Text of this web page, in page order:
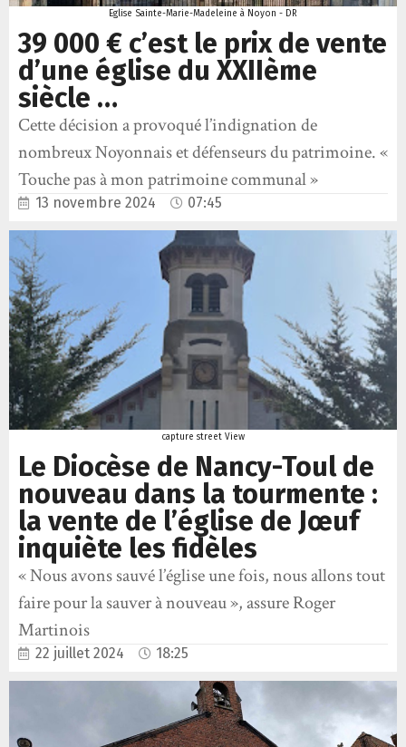
Eglise Sainte-Marie-Madeleine à Noyon - DR
39 000 € c’est le prix de vente
d’une église du XXIIème
siècle …
Cette décision a provoqué l’indignation de
nombreux Noyonnais et défenseurs du patrimoine. «
Touche pas à mon patrimoine communal »
13 novembre 2024 07:45
capture street View
Le Diocèse de Nancy-Toul de
nouveau dans la tourmente :
la vente de l’église de Jœuf
inquiète les fidèles
« Nous avons sauvé l’église une fois, nous allons tout
faire pour la sauver à nouveau », assure Roger
Martinois
22 juillet 2024 18:25